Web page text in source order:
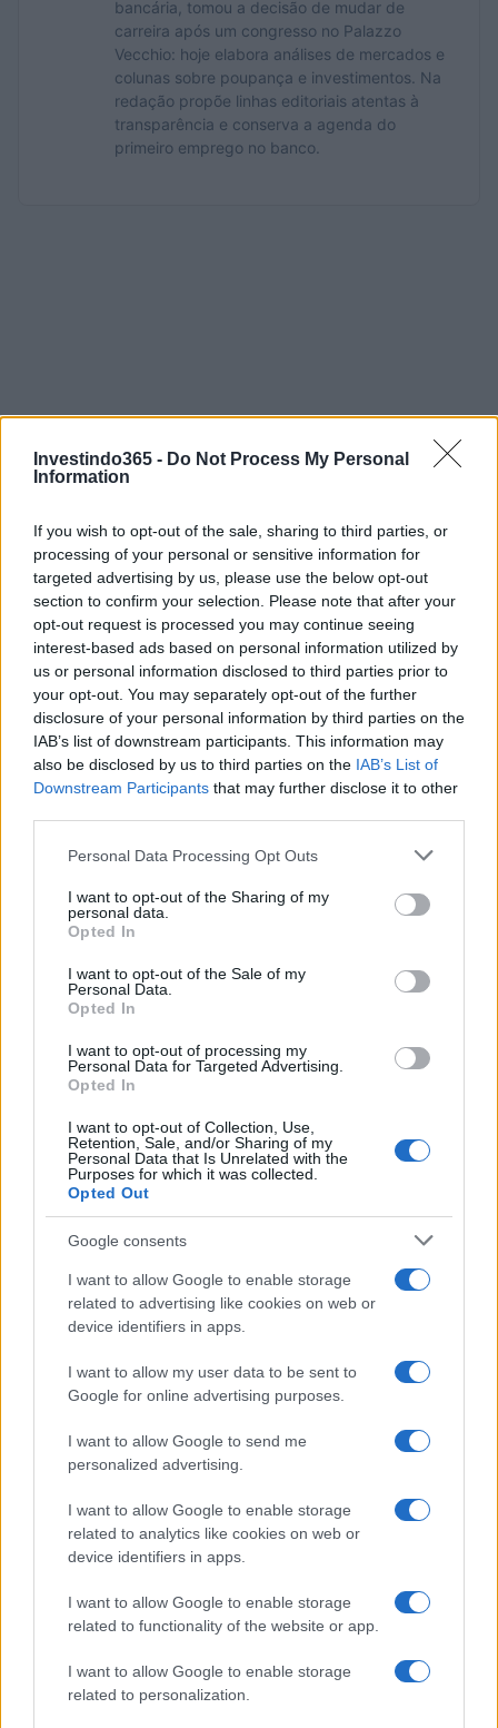
Investindo365 - Do Not Process My Personal
Information
If you wish to opt-out of the sale, sharing to third parties, or
processing of your personal or sensitive information for
targeted advertising by us, please use the below opt-out
section to confirm your selection. Please note that after your
opt-out request is processed you may continue seeing
interest-based ads based on personal information utilized by
us or personal information disclosed to third parties prior to
your opt-out. You may separately opt-out of the further
disclosure of your personal information by third parties on the
IAB’s list of downstream participants. This information may
also be disclosed by us to third parties on the IAB’s List of
Downstream Participants that may further disclose it to other
Please note that this website/app uses one or more Google
not limited to your visit or usage behaviour. You may click to
grant or deny consent to Google and its third-party tags to
use your data for below specified purposes in below Google
consent section.
Personal Data Processing Opt Outs
I want to opt-out of the Sharing of my
personal data.
Opted In
I want to opt-out of the Sale of my
Personal Data.
Opted In
I want to opt-out of processing my
Personal Data for Targeted Advertising.
Opted In
I want to opt-out of Collection, Use,
Retention, Sale, and/or Sharing of my
Personal Data that Is Unrelated with the
Purposes for which it was collected.
Opted Out
Google consents
I want to allow Google to enable storage
related to advertising like cookies on web or
device identifiers in apps.
I want to allow my user data to be sent to
Google for online advertising purposes.
I want to allow Google to send me
personalized advertising.
I want to allow Google to enable storage
related to analytics like cookies on web or
device identifiers in apps.
I want to allow Google to enable storage
related to functionality of the website or app.
I want to allow Google to enable storage
related to personalization.
bancária, tomou a decisão de mudar de
carreira após um congresso no Palazzo
Vecchio: hoje elabora análises de mercados e
colunas sobre poupança e investimentos. Na
redação propõe linhas editoriais atentas à
transparência e conserva a agenda do
primeiro emprego no banco.
Continue lendo
Como as concessionárias de energia estão se adaptando aos
Bruno Costa · 6 ago 2026
Confira os números sorteados no concurso 3754 da Lotofácil
em São Paulo
Beatriz Almeida · 6 ago 2026